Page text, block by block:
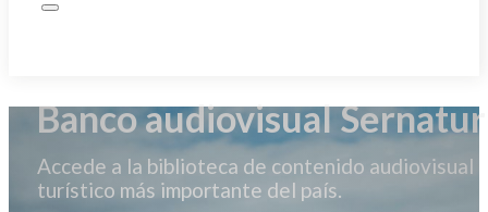
Banco audiovisual Sernatur
Accede a la biblioteca de contenido audiovisual
turístico más importante del país.